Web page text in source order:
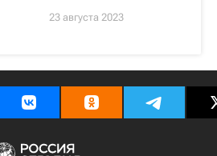
23 августа 2023